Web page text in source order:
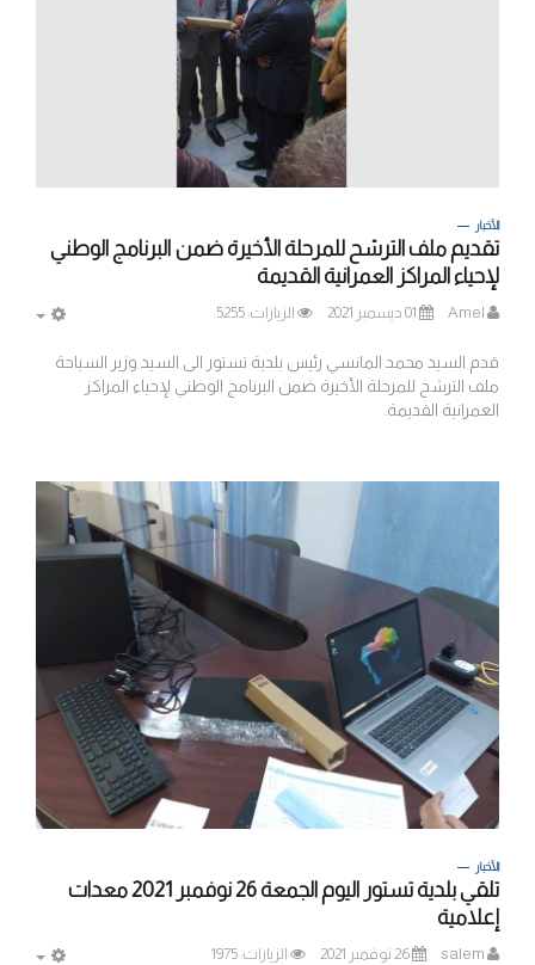
الأخبار
تقديم ملف الترشح للمرحلة الأخيرة ضمن البرنامج الوطني
لإحياء المراكز العمرانية القديمة
Amel 01 ديسمبر 2021 الزيارات: 5255
قدم السيد محمد المانسي رئيس بلدية تستور الى السيد وزير السياحة
ملف الترشح للمرحلة الأخيرة ضمن البرنامج الوطني لإحياء المراكز
العمرانية القديمة.
الأخبار
تلقي بلدية تستور اليوم الجمعة 26 نوفمبر 2021 معدات
إعلامية
salem 26 نوفمبر 2021 الزيارات: 1975